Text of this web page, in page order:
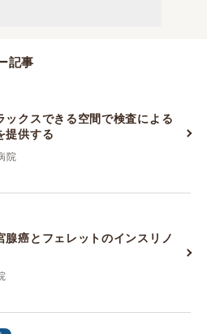
記事
ックスできる空間で検査による
提供する
院
腺癌とフェレットのインスリノ